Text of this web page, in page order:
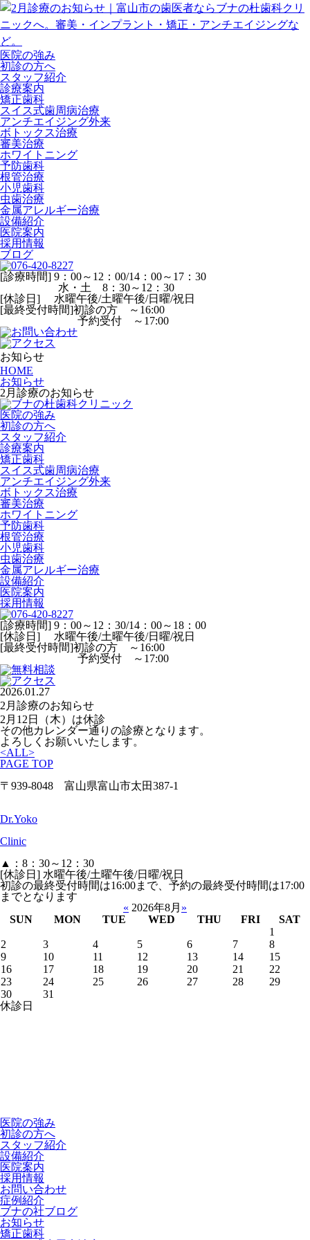
医院の強み
初診の方へ
スタッフ紹介
診療案内
矯正歯科
スイス式歯周病治療
アンチエイジング外来
ボトックス治療
審美治療
ホワイトニング
予防歯科
根管治療
小児歯科
虫歯治療
金属アレルギー治療
設備紹介
医院案内
採用情報
ブログ
[診療時間] 9：00～12：00/14：00～17：30
水・土 8：30～12：30
[休診日] 水曜午後/土曜午後/日曜/祝日
[最終受付時間]初診の方 ～16:00
予約受付 ～17:00
お知らせ
HOME
お知らせ
2月診療のお知らせ
医院の強み
初診の方へ
スタッフ紹介
診療案内
矯正歯科
スイス式歯周病治療
アンチエイジング外来
ボトックス治療
審美治療
ホワイトニング
予防歯科
根管治療
小児歯科
虫歯治療
金属アレルギー治療
設備紹介
医院案内
採用情報
[診療時間] 9：00～12：30/14：00～18：00
[休診日] 水曜午後/土曜午後/日曜/祝日
[最終受付時間]初診の方 ～16:00
予約受付 ～17:00
2026.01.27
2月診療のお知らせ
2月12日（木）は休診
その他カレンダー通りの診療となります。
よろしくお願いいたします。
<ALL>
PAGE TOP
〒939-8048 富山県富山市太田387-1
Dr.Yoko
Clinic
▲：8：30～12：30
[休診日] 水曜午後/土曜午後/日曜/祝日
初診の最終受付時間は16:00まで、予約の最終受付時間は17:00
までとなります
« 2026年8月 »
SUN
MON TUE WED THU FRI
SAT
1
2
3 4 5 6 7
8
9
10 11 12 13 14
15
16
17 18 19 20 21
22
23
24 25 26 27 28
29
30
31
休診日
医院の強み
初診の方へ
スタッフ紹介
設備紹介
医院案内
採用情報
お問い合わせ
症例紹介
ブナの社ブログ
お知らせ
矯正歯科